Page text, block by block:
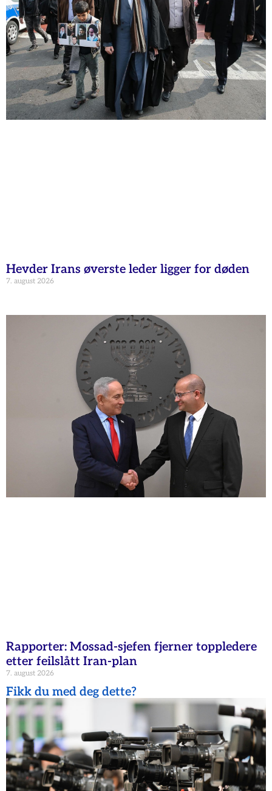
Hevder Irans øverste leder ligger for døden
7. august 2026
Rapporter: Mossad-sjefen fjerner toppledere
etter feilslått Iran-plan
7. august 2026
Fikk du med deg dette?